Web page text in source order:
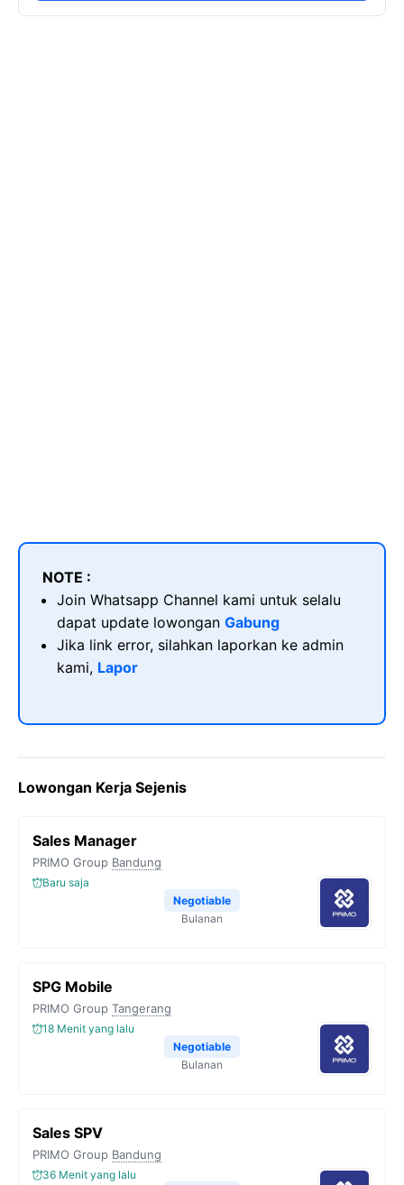
NOTE :
Join Whatsapp Channel kami untuk selalu
dapat update lowongan Gabung
Jika link error, silahkan laporkan ke admin
kami, Lapor
Lowongan Kerja Sejenis
Sales Manager
PRIMO Group Bandung
Baru saja
Negotiable
Bulanan
SPG Mobile
PRIMO Group Tangerang
18 Menit yang lalu
Negotiable
Bulanan
Sales SPV
PRIMO Group Bandung
36 Menit yang lalu